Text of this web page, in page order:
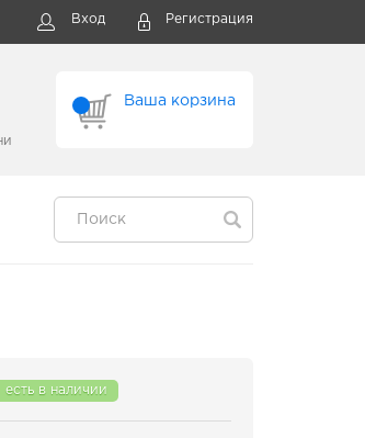
Вход Регистрация
Ваша корзина
есть в наличии